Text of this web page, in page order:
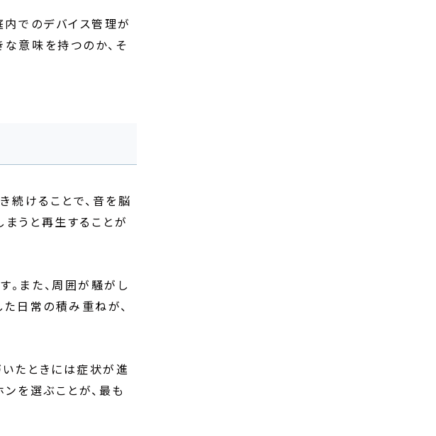
内でのデバイス管理が
意味を持つのか、そ
続けることで、音を脳
うと再生することが
また、周囲が騒がし
日常の積み重ねが、
たときには症状が進
を選ぶことが、最も